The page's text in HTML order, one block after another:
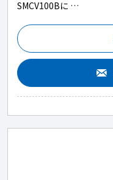
SMCV100Bに …